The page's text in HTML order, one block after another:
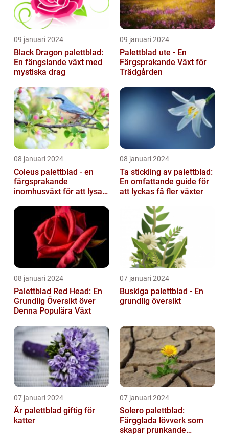
09 januari 2024
Black Dragon palettblad:
En fängslande växt med
mystiska drag
09 januari 2024
Palettblad ute - En
Färgsprakande Växt för
Trädgården
08 januari 2024
Coleus palettblad - en
färgsprakande
inomhusväxt för att lysa
08 januari 2024
Ta stickling av palettblad:
En omfattande guide för
att lyckas få fler växter
08 januari 2024
Palettblad Red Head: En
Grundlig Översikt över
Denna Populära Växt
07 januari 2024
Buskiga palettblad - En
grundlig översikt
07 januari 2024
Är palettblad giftig för
katter
07 januari 2024
Solero palettblad:
Färgglada lövverk som
skapar prunkande